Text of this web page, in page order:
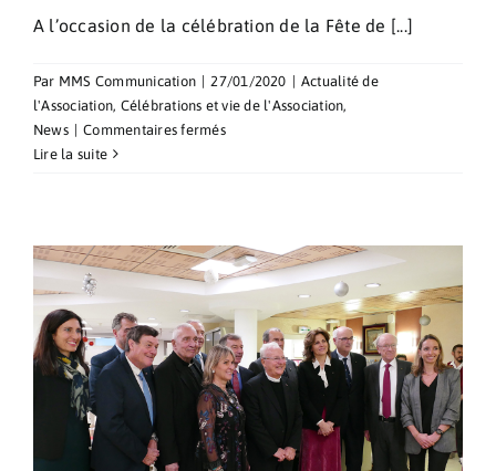
A l’occasion de la célébration de la Fête de [...]
Par MMS Communication 27/01/2020
Actualité de
l'Association, Célébrations et vie de l'Association,
News
Commentaires ferméssur
de
la
Dévote.
Lire la suite